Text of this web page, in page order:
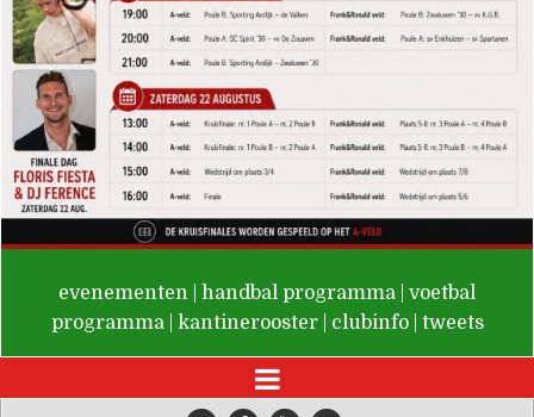
De Valken
evenementen handbal programma
voetbal
programma
kantinerooster clubinfo tweets